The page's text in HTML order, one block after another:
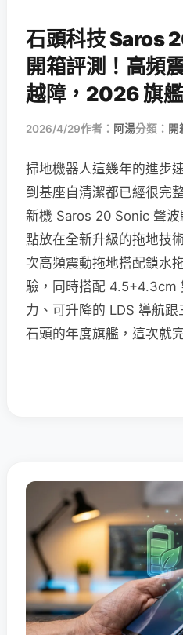
石頭科技 Saros
開箱評測！高頻
越障，2026 旗
2026/4/29作者： 阿湯分類： 開
掃地機器人這幾年的進步
到基座自清潔都已經很完
新機 Saros 20 Sonic 聲
點放在全新升級的拖地技
次高頻震動拖地搭配鎖水
驗，同時搭配 4.5+4.3cm
力、可升降的 LDS 導航
石頭的年度旗艦，這次就